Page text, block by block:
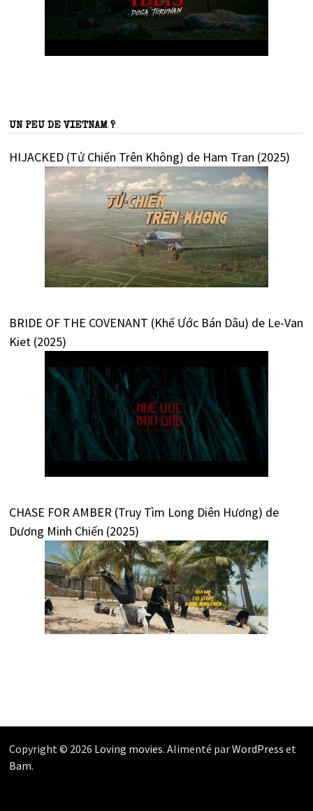
UN PEU DE VIETNAM ?
HIJACKED (Tử Chiến Trên Không) de Ham Tran (2025)
BRIDE OF THE COVENANT (Khế Ước Bán Dâu) de Le-Van
Kiet (2025)
CHASE FOR AMBER (Truy Tìm Long Diên Hương) de
Dương Minh Chiến (2025)
Copyright © 2026 Loving movies. Alimenté parWordPress et
Bam.